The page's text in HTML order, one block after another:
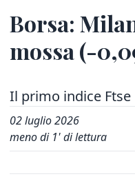
Borsa:
mossa (-
Il primo indice
02 luglio 2026
meno di 1' di lettura